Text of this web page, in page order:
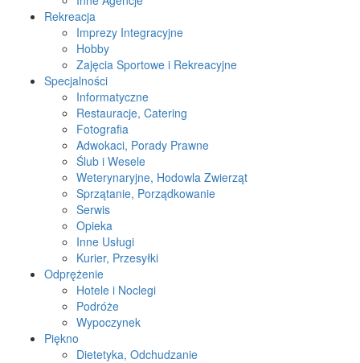
Rekreacja
Imprezy Integracyjne
Hobby
Zajęcia Sportowe i Rekreacyjne
Specjalności
Informatyczne
Restauracje, Catering
Fotografia
Adwokaci, Porady Prawne
Ślub i Wesele
Weterynaryjne, Hodowla Zwierząt
Sprzątanie, Porządkowanie
Serwis
Opieka
Inne Usługi
Kurier, Przesyłki
Odprężenie
Hotele i Noclegi
Podróże
Wypoczynek
Piękno
Dietetyka, Odchudzanie